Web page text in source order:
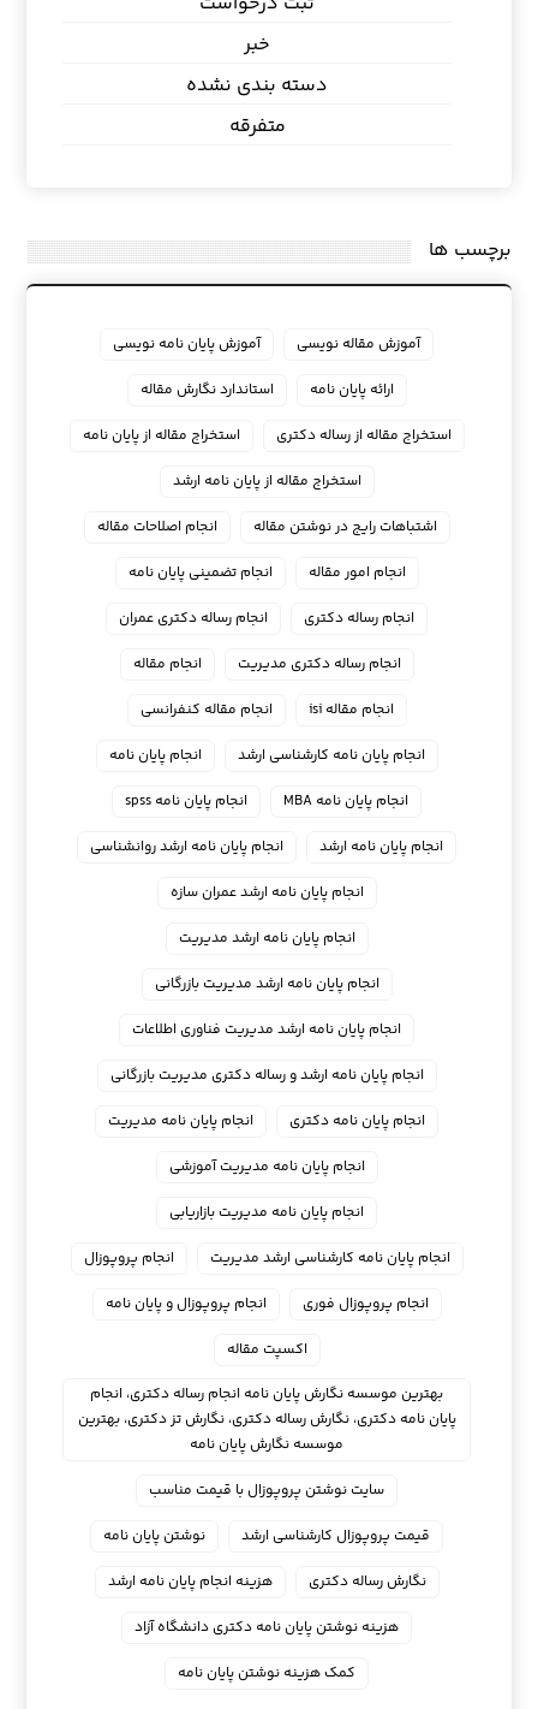
خبر
دسته بندی نشده
متفرقه
برچسب ها
آموزش مقاله نویسی
آموزش پایان نامه نویسی
ارائه پایان نامه
استاندارد نگارش مقاله
استخراج مقاله از رساله دکتری
استخراج مقاله از پایان نامه
استخراج مقاله از پایان نامه ارشد
اشتباهات رایج در نوشتن مقاله
انجام اصلاحات مقاله
انجام امور مقاله
انجام تضمینی پایان نامه
انجام رساله دکتری
انجام رساله دکتری عمران
انجام رساله دکتری مدیریت
انجام مقاله
انجام مقاله isi
انجام مقاله کنفرانسی
انجام پايان نامه كارشناسي ارشد
انجام پایان نامه
انجام پایان نامه MBA
انجام پایان نامه spss
انجام پایان نامه ارشد
انجام پایان نامه ارشد روانشناسی
انجام پایان نامه ارشد عمران سازه
انجام پایان نامه ارشد مدیریت
انجام پایان نامه ارشد مدیریت بازرگانی
انجام پایان نامه ارشد مدیریت فناوری اطلاعات
انجام پایان نامه ارشد و رساله دکتری مدیریت بازرگانی
انجام پایان نامه دکتری
انجام پایان نامه مدیریت
انجام پایان نامه مدیریت آموزشی
انجام پایان نامه مدیریت بازاریابی
انجام پایان نامه کارشناسی ارشد مدیریت
انجام پروپوزال
انجام پروپوزال فوری
انجام پروپوزال و پایان نامه
اکسپت مقاله
بهترین موسسه نگارش پایان نامه انجام رساله دکتری، انجام
پایان نامه دکتری، نگارش رساله دکتری، نگارش تز دکتری، بهترین
موسسه نگارش پایان نامه
سایت نوشتن پروپوزال با قیمت مناسب
قیمت پروپوزال کارشناسی ارشد
نوشتن پایان نامه
نگارش رساله دکتری
هزینه انجام پایان نامه ارشد
هزینه نوشتن پایان نامه دکتری دانشگاه آزاد
کمک هزینه نوشتن پایان نامه